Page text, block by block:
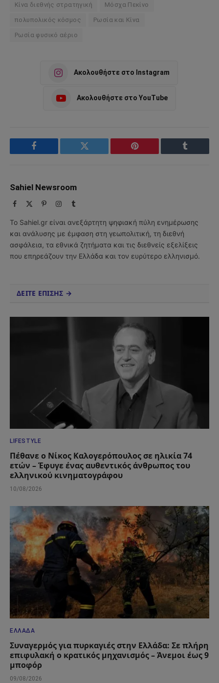
Κίνα διεθνής στρατηγική Μόσχα Πεκίνο
πολυπολικός κόσμος Ρωσία και Κίνα
Ρωσία φυσικό αέριο
Ακολουθήστε στο Instagram
Ακολουθήστε στο YouTube
Facebook Twitter Pinterest Tumblr
Sahiel Newsroom
Facebook PinterestInstagram
Tumblr
Το Sahiel.gr είναι ανεξάρτητη ψηφιακή πύλη ενημέρωσης
και ανάλυσης με έμφαση στη γεωπολιτική, τη διεθνή
ασφάλεια, τα εθνικά ζητήματα και τις διεθνείς εξελίξεις
που επηρεάζουν την Ελλάδα και τον ευρύτερο ελληνισμό.
ΔΕΙΤΕ ΕΠΙΣΗΣ →
LIFESTYLE
Πέθανε ο Νίκος Καλογερόπουλος σε ηλικία 74
ετών – Έφυγε ένας αυθεντικός άνθρωπος του
ελληνικού κινηματογράφου
10/08/2026
ΕΛΛΆΔΑ
Συναγερμός για πυρκαγιές στην Ελλάδα: Σε πλήρη
επιφυλακή ο κρατικός μηχανισμός – Άνεμοι έως 9
μποφόρ
09/08/2026